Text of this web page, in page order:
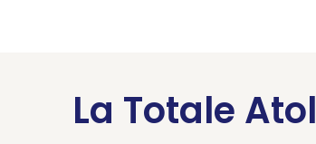
La Totale Atol